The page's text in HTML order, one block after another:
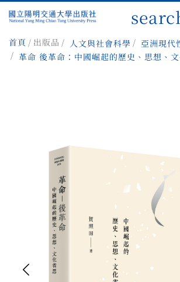
首頁 出版品 人文與社會科學
亞洲現代
革命 後革命：中國崛起的歷史、思想、